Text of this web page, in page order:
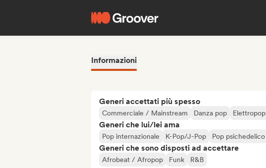
Informazioni
Generi accettati più spesso
Commerciale / Mainstream Danza pop Elettropop
Generi che lui/lei ama
Pop internazionale K-Pop/J-Pop Pop psichedelico
Generi che sono disposti ad accettare
Afrobeat / Afropop Funk R&B